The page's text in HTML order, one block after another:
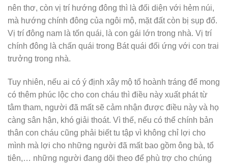
nên thơ, còn vị trí hướng đông thì là đối diện với hẻm núi,
mà hướng chính đông của ngôi mộ, mặt đất còn bị sụp đổ.
Vị trí đông nam là tốn quái, là con gái lớn trong nhà. Vị trí
chính đông là chấn quái trong Bát quái đối ứng với con trai
trưởng trong nhà.
Tuy nhiên, nếu ai có ý định xây mộ tổ hoành tráng để mong
có thêm phúc lộc cho con cháu thì điều này xuất phát từ
tâm tham, người đã mất sẽ cảm nhận được điều này và họ
càng sân hận, khó giải thoát. Vì thế, nếu có thể chính bản
thân con cháu cũng phải biết tu tập vì không chỉ lợi cho
mình mà lợi cho những người đã mất bao gồm ông bà, tổ
tiên,… những người đang dõi theo để phù trợ cho chúng